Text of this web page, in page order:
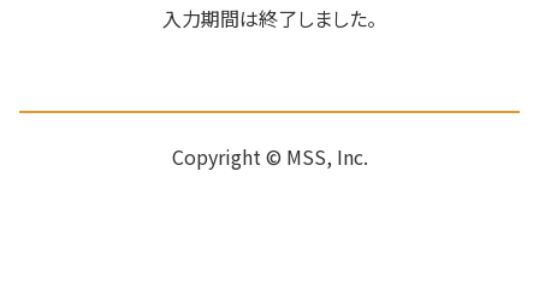
入力期間は終了しました。
Copyright © MSS, Inc.